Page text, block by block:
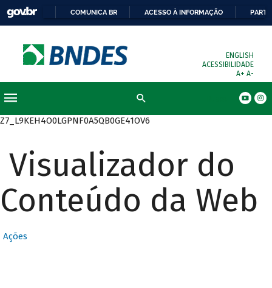
COMUNICA BR ACESSO À INFORMAÇÃO
ENGLISH
ACESSIBILIDADE
A+ A-
Z7_L9KEH4O0LGPNF0A5QB0GE41OV6
Visualizador do
Conteúdo da Web
Ações